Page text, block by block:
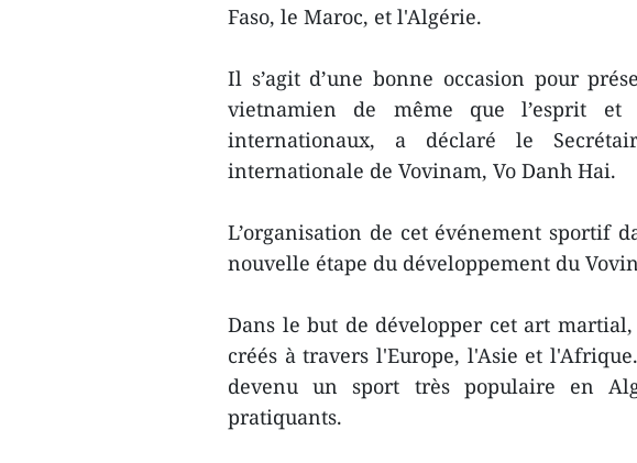
Faso, le Maroc, et l'Algérie.
Il s’agit d’une bonne occasion pour
vietnamien de même que l’esprit
internationaux, a déclaré le
internationale de Vovinam, Vo Danh Hai.
L’organisation de cet événement sportif
nouvelle étape du développement du
Dans le but de développer cet art
créés à travers l'Europe, l'Asie et
devenu un sport très populaire en
pratiquants.